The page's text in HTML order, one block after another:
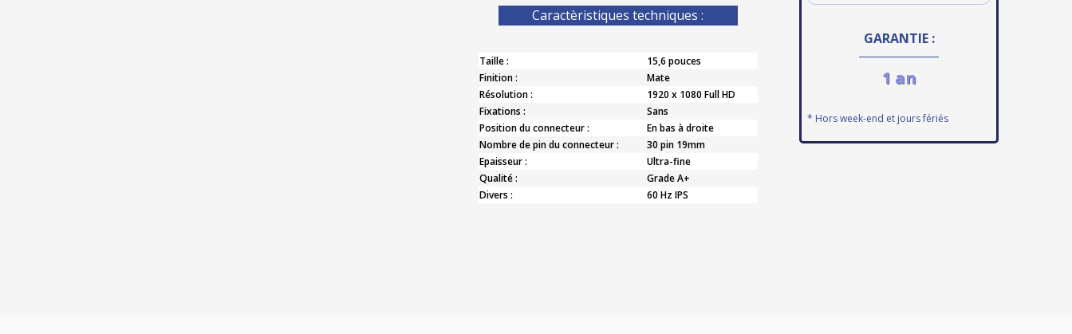
Caractèristiques techniques :
Taille :
15,6 pouces
Finition :
Mate
Résolution :
1920 x 1080 Full HD
Fixations :
Sans
Position du connecteur :
En bas à droite
Nombre de pin du connecteur :
30 pin 19mm
Epaisseur :
Ultra-fine
Qualité :
Grade A+
Divers :
60 Hz IPS
GARANTIE :
1 an
* Hors week-end et jours fériés